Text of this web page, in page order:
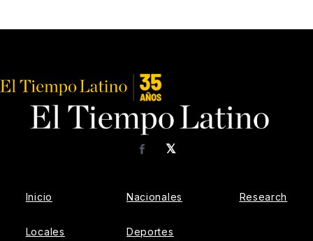
𝕏
Facebook
Inicio
Locales
Nacionales
Deportes
Research